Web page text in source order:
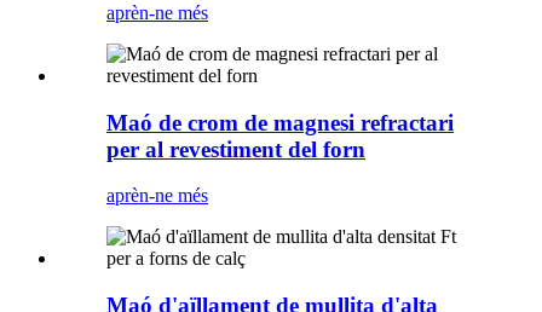
aprèn-ne més
Maó de crom de magnesi refractari
per al revestiment del forn
aprèn-ne més
Maó d'aïllament de mullita d'alta